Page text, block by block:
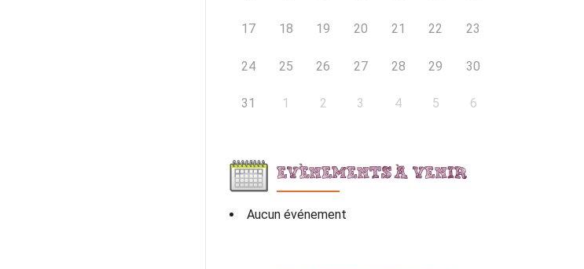
17 18 19 20 21 22 23
24 25 26 27 28 29 30
31 1 2 3 4 5 6
EVÈNEMENTS À VENIR
Aucun événement